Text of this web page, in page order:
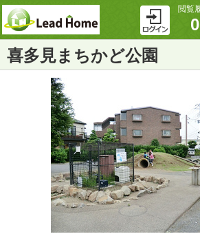
閲覧
0
喜多見まちかど公園